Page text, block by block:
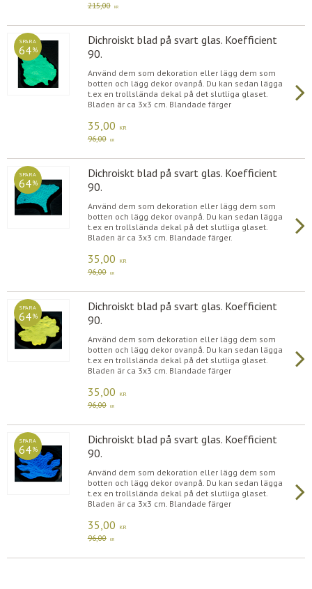
215,00 KR
Dichroiskt blad på svart glas. Koefficient
90.
Använd dem som dekoration eller lägg dem som
botten och lägg dekor ovanpå. Du kan sedan lägga
t.ex en trollslända dekal på det slutliga glaset.
Bladen är ca 3x3 cm. Blandade färger
35,00 KR
96,00 KR
SPARA
64%
Dichroiskt blad på svart glas. Koefficient
90.
Använd dem som dekoration eller lägg dem som
botten och lägg dekor ovanpå. Du kan sedan lägga
t.ex en trollslända dekal på det slutliga glaset.
Bladen är ca 3x3 cm. Blandade färger.
35,00 KR
96,00 KR
SPARA
64%
Dichroiskt blad på svart glas. Koefficient
90.
Använd dem som dekoration eller lägg dem som
botten och lägg dekor ovanpå. Du kan sedan lägga
t.ex en trollslända dekal på det slutliga glaset.
Bladen är ca 3x3 cm. Blandade färger
35,00 KR
96,00 KR
SPARA
64%
Dichroiskt blad på svart glas. Koefficient
90.
Använd dem som dekoration eller lägg dem som
botten och lägg dekor ovanpå. Du kan sedan lägga
t.ex en trollslända dekal på det slutliga glaset.
Bladen är ca 3x3 cm. Blandade färger
35,00 KR
96,00 KR
SPARA
64%